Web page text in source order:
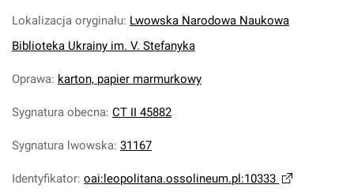
Lokalizacja oryginału: Lwowska Narodowa Naukowa
Biblioteka Ukrainy im. V. Stefanyka
Oprawa: karton, papier marmurkowy
Sygnatura obecna: CT II 45882
Sygnatura lwowska: 31167
Identyfikator: oai:leopolitana.ossolineum.pl:10333